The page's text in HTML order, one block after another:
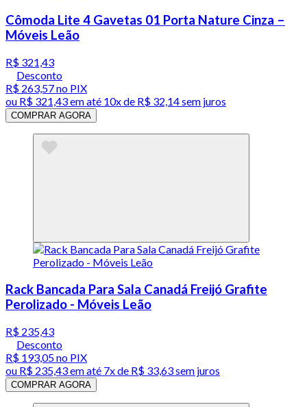
Cômoda Lite 4 Gavetas 01 Porta Nature Cinza –
Móveis Leão
R$ 321,43
Desconto
R$ 263,57no PIX
ou R$ 321,43em até 10x de R$ 32,14 sem juros
COMPRAR AGORA
Rack Bancada Para Sala Canadá Freijó Grafite
Perolizado - Móveis Leão
R$ 235,43
Desconto
R$ 193,05no PIX
ou R$ 235,43em até 7x de R$ 33,63 sem juros
COMPRAR AGORA